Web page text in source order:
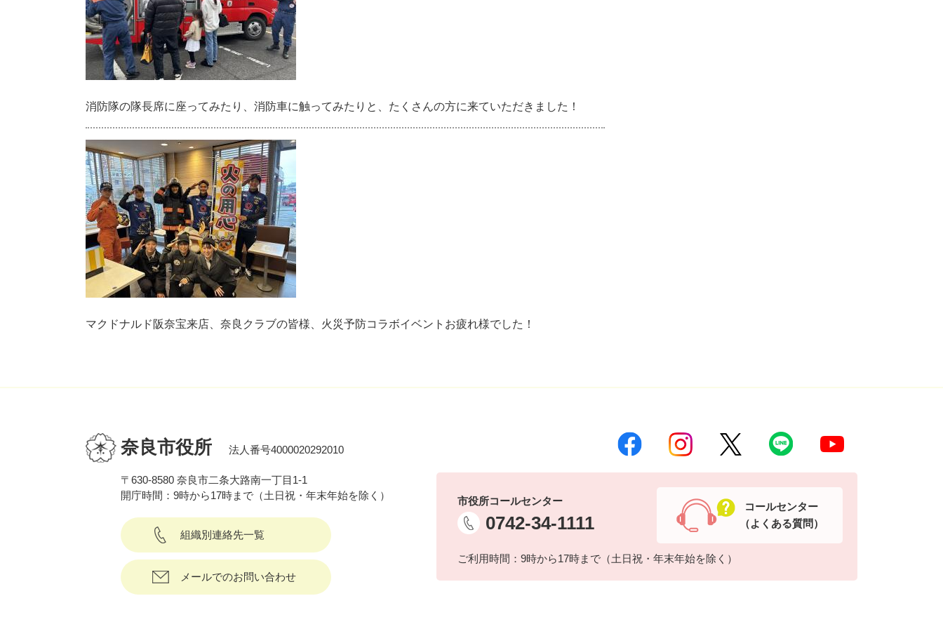
消防隊の隊長席に座ってみたり、消防車に触ってみたりと、たくさんの方に来ていただきました！
マクドナルド阪奈宝来店、奈良クラブの皆様、火災予防コラボイベントお疲れ様でした！
奈良市役所 法人番号4000020292010
〒630-8580 奈良市二条大路南一丁目1-1
開庁時間：9時から17時まで（土日祝・年末年始を除く）
組織別連絡先一覧
メールでのお問い合わせ
市役所コールセンター
0742-34-1111
ご利用時間：9時から17時まで（土日祝・年末年始を除く）
コールセンター
（よくある質問）